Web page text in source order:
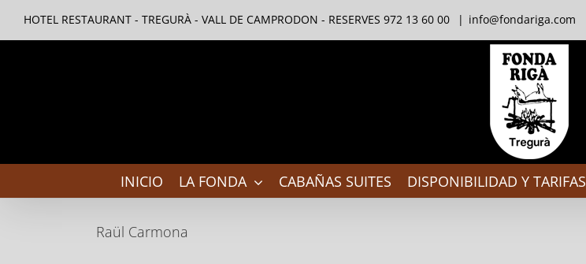
contenido
HOTEL RESTAURANT - TREGURÀ - VALL DE CAMPRODON - RESERVES 972 13 60 00 | info@fondariga.com
INICIO LA FONDA CABAÑAS SUITES DISPONIBILIDAD Y TARIFAS
Raül Carmona